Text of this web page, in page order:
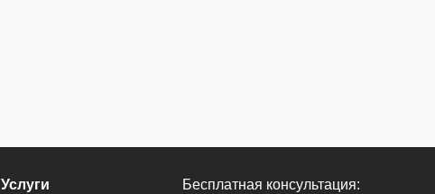
Услуги Бесплатная консультация: